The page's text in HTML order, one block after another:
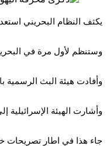
يكثف النظام البحريني
وستنظم لأول مرة في البحرين وفي
وأفادت هيئة البث الرسمية
وأشارت الهيئة
جاء هذا في اطار تصريحات